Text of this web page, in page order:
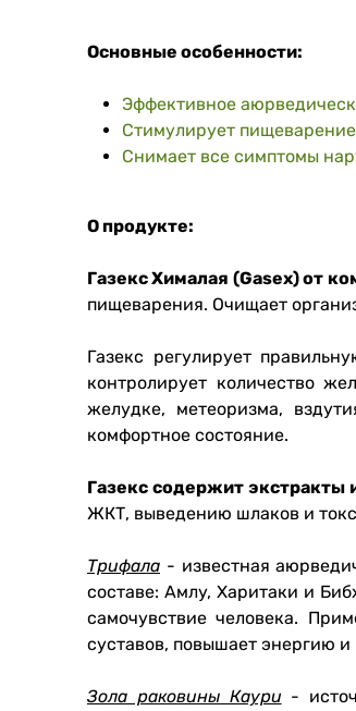
Основные особенности:
Эффективное
Стимулирует
Снимает все симптомы
О продукте:
Газекс Хималая (Gasex) от
пищеварения. Очищает
Газекс регулирует
контролирует количество
желудке, метеоризма,
комфортное состояние.
Газекс содержит
ЖКТ, выведению шлаков и
Трифала - известная
составе: Амлу, Харитаки и
самочувствие человека.
суставов, повышает энергию
Зола раковины Каури -